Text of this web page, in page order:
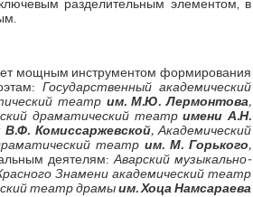
разделительным элементом, в
мощным инструментом формирования
Государственный академический
театр им. М.Ю. Лермонтова,
драматический театримени А.Н.
В.Ф. Комиссаржевской, Академический
драматический театрим. М. Горького,
деятелям: Аварский музыкально-
Знамени академический театр
театр драмыим. Хоца Намсараева